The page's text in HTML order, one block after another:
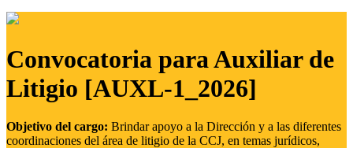
Convocatoria para Auxiliar de
Litigio [AUXL-1_2026]
Objetivo del cargo: Brindar apoyo a la Dirección y a las diferentes
coordinaciones del área de litigio de la CCJ, en temas jurídicos,